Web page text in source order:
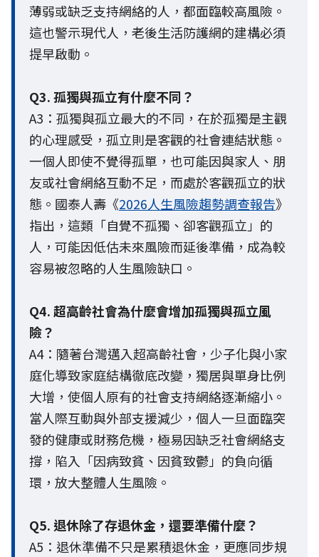
薄弱或缺乏支持網絡的人，都面臨較高風險。
這也警示現代人，老後生活防護網的建構必須
提早啟動。
Q3. 孤獨與孤立有什麼不同？
A3：孤獨與孤立最大的不同，在於孤獨是主觀
的心理感受，孤立則是客觀的社會連結狀態。
一個人即使不覺得孤單，也可能因與家人、朋
友或社會網絡互動不足，而處於客觀孤立的狀
態。國泰人壽《2026人生風險趨勢調查報告》
指出，這類「自覺不孤獨、卻客觀孤立」的
人，可能因低估未來風險而延後準備，成為較
容易被忽略的人生風險缺口。
Q4. 超高齡社會為什麼會增加孤獨與孤立風
險？
A4：隨著台灣邁入超高齡社會，少子化與小家
庭化導致家庭結構徹底改變，獨居與單身比例
大增，使個人原有的社會支持網絡逐漸縮小。
當人際互動與外部支援減少，個人一旦面臨突
發的健康或財務危機，極易因缺乏社會網絡支
撐，陷入「因病致貧、因貧致鬱」的負向循
環，放大整體人生風險。
Q5. 退休除了存退休金，還要準備什麼？
A5：退休準備不只是累積退休金，更應同步規